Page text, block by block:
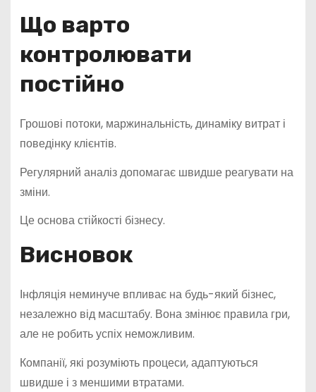
Що варто
контролювати
постійно
Грошові потоки, маржинальність, динаміку витрат і
поведінку клієнтів.
Регулярний аналіз допомагає швидше реагувати на
зміни.
Це основа стійкості бізнесу.
Висновок
Інфляція неминуче впливає на будь-який бізнес,
незалежно від масштабу. Вона змінює правила гри,
але не робить успіх неможливим.
Компанії, які розуміють процеси, адаптуються
швидше і з меншими втратами.